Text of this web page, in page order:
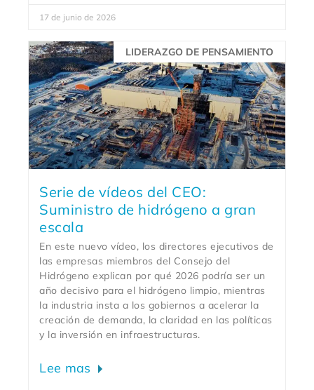
17 de junio de 2026
LIDERAZGO DE PENSAMIENTO
Serie de vídeos del CEO:
Suministro de hidrógeno a gran
escala
En este nuevo vídeo, los directores ejecutivos de
las empresas miembros del Consejo del
Hidrógeno explican por qué 2026 podría ser un
año decisivo para el hidrógeno limpio, mientras
la industria insta a los gobiernos a acelerar la
creación de demanda, la claridad en las políticas
y la inversión en infraestructuras.
Lee mas